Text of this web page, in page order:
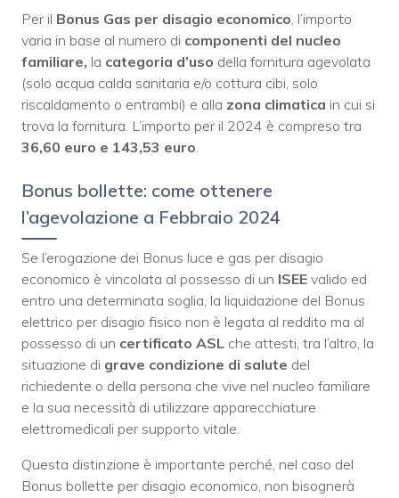
Per il Bonus Gas per disagio economico , l’importo
varia in base al numero di componenti del nucleo
familiare, la categoria d’uso della fornitura agevolata
(solo acqua calda sanitaria e/o cottura cibi, solo
riscaldamento o entrambi) e alla zona climatica in cui si
trova la fornitura. L’importo per il 2024 è compreso tra
36,60 euro e 143,53 euro
Bonus bollette: come ottenere
l’agevolazione a Febbraio 2024
Se l’erogazione dei Bonus luce e gas per disagio
economico è vincolata al possesso di un ISEE valido ed
entro una determinata soglia, la liquidazione del Bonus
elettrico per disagio fisico non è legata al reddito ma al
possesso di un certificato ASL che attesti, tra l’altro, la
situazione di grave condizione di salute del
richiedente o della persona che vive nel nucleo familiare
e la sua necessità di utilizzare apparecchiature
elettromedicali per supporto vitale.
Questa distinzione è importante perché, nel caso del
Bonus bollette per disagio economico, non bisognerà